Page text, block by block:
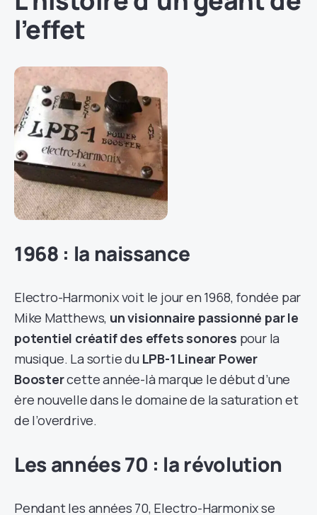
l’effet
1968 : la naissance
Electro-Harmonix voit le jour en 1968, fondée par
Mike Matthews, un visionnaire passionné par le
potentiel créatif des effets sonores pour la
musique. La sortie du LPB-1 Linear Power
Boostercette année-là marque le début d’une
ère nouvelle dans le domaine de la saturation et
de l’overdrive.
Les années 70 : la révolution
Pendant les années 70, Electro-Harmonix se